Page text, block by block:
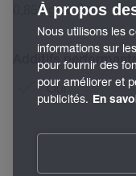
0,850 g/cm³
Additifs
Oui
À propos
Nous utilisons les
informations sur
pour fournir des
pour améliorer et
publicités. En